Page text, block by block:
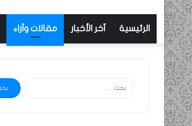
الرئيسية آخر الأخبار مقالات وآراء
البحث
عن: